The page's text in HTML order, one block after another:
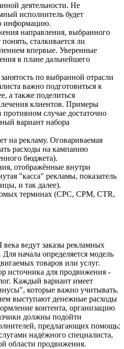
деятельности. Не
исполнитель будет
информацию.
направления, выбранного
сталкивается ли
впервые. Уверенные
в плане дальнейшего
по выбранной отрасли
важно подготовиться к
а также поделиться
клиентов. Примеры
противном случае достаточно
вариант набора
на рекламу. Оговариваемая
расходы на кампанию
бюджета).
отображённые внутри
"касса" рекламы, показатель
и так далее).
терминах (CPC, CPM, CTR,
ведут заказы рекламных
начала определяется модель
товаров или услуг.
источника для продвижения -
Каждый вариант имеет
которые важно учитывать.
выступают денежные расходы
контента, организацию
должны подойти
предлагающих помощь;
надёжного специалиста,
области продвижения.